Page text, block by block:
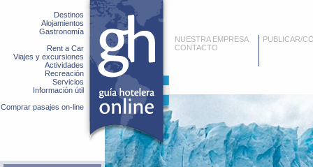
Destinos
Alojamientos
Gastronomía
Rent a Car
Viajes y excursiones
Actividades
Recreación
Servicios
Información útil
Comprar pasajes on-line
NUESTRA EMPRESA
CONTACTO
PUBLICAR/